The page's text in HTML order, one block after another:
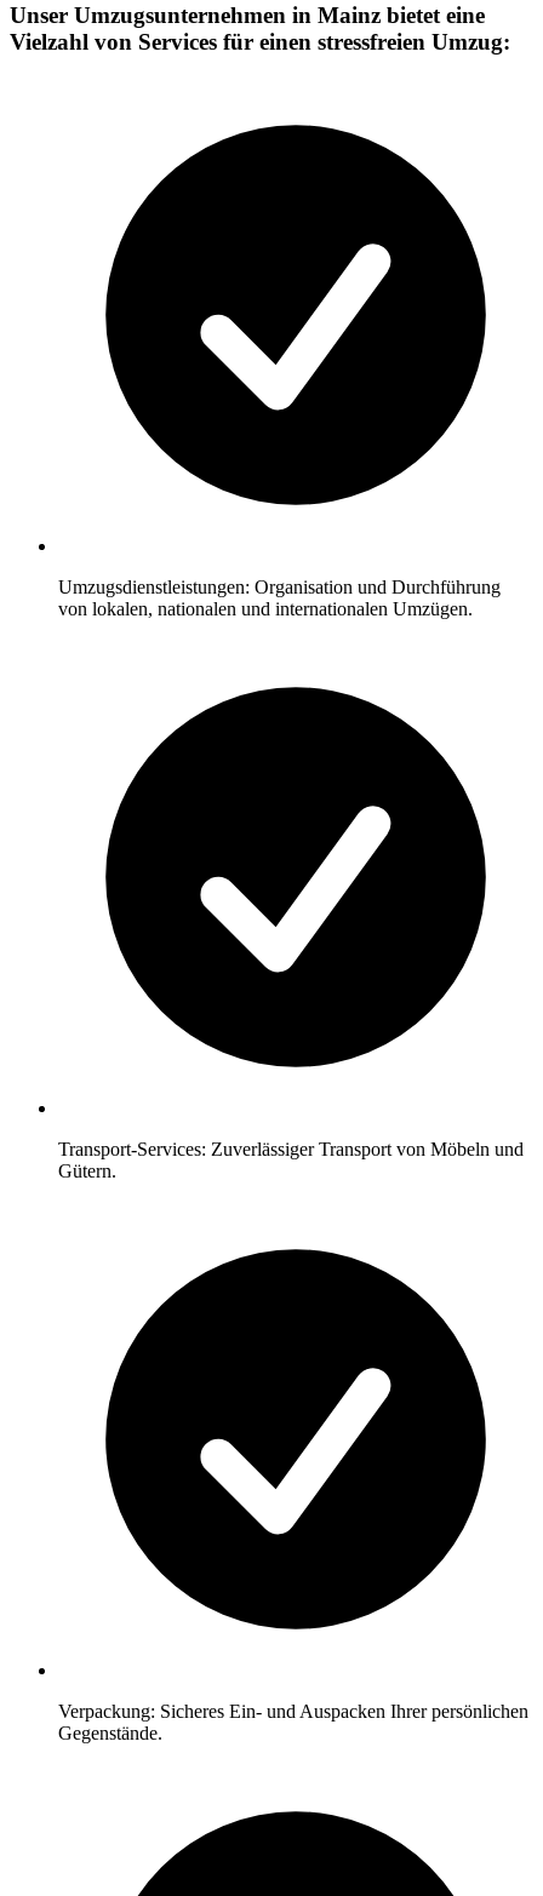
Unser Umzugsunternehmen in Mainz bietet eine
Vielzahl von Services für einen stressfreien Umzug:
Umzugsdienstleistungen: Organisation und Durchführung
von lokalen, nationalen und internationalen Umzügen.
Transport-Services: Zuverlässiger Transport von Möbeln und
Gütern.
Verpackung: Sicheres Ein- und Auspacken Ihrer persönlichen
Gegenstände.